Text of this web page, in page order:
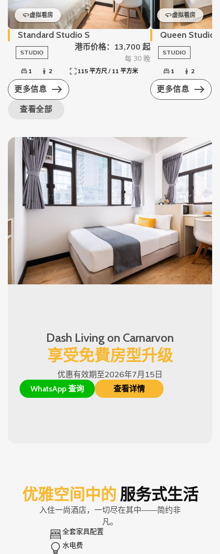
虚拟看房
Standard Studio S
STUDIO
港币价格：13,700 起
每 30 晚
1 2 115 平方尺 / 11 平方米
更多信息
虚拟看房
Queen Studio
STUDIO
1 2
更多信息
查看全部
Dash Living on Carnarvon
享受免費房型升级
优惠有效期至2026年7月15日
WhatsApp 查询 查看详情
优雅空间中的 服务式生活
入住一尚酒店，一切尽在其中——简约非
凡。
全套家具配置
水电费